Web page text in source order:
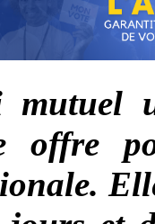
mutuel
offre